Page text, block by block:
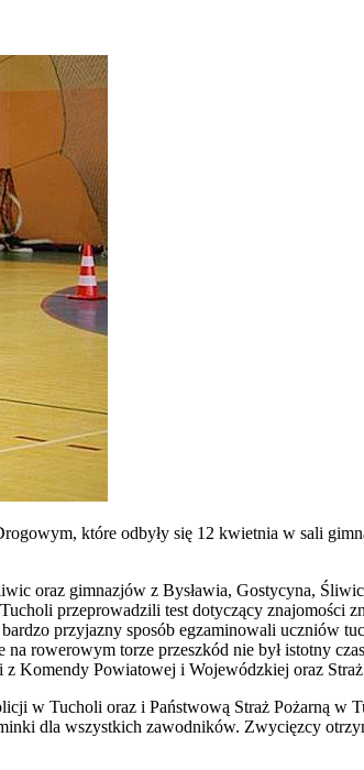
które odbyły się 12 kwietnia w sali
oraz gimnazjów z Bysławia, Gostycyna,
przeprowadzili test dotyczący znajomości
przyjazny sposób egzaminowali uczniów
rowerowym torze przeszkód nie był istotny
Komendy Powiatowej i Wojewódzkiej oraz
w Tucholi oraz i Państwową Straż Pożarną w
dla wszystkich zawodników. Zwycięzcy